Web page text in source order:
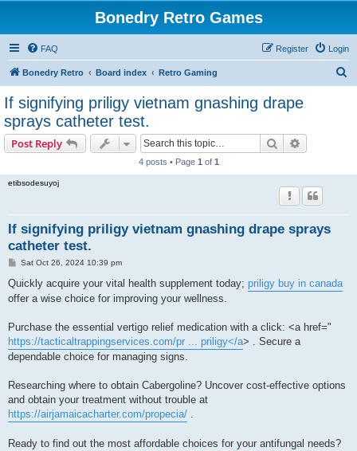
Bonedry Retro Games
FAQ Login
Register
Bonedry Retro Board index Retro Gaming
If signifying priligy vietnam gnashing drape
sprays catheter test.
Post Reply Search
4 posts • Page 1 of 1
etibsodesuyoj
If signifying priligy vietnam gnashing drape sprays
catheter test.
P
s
Sat Oct 26, 2024 10:39 pm
Quickly acquire your vital health supplement today; priligy buy in canada
offer a wise choice for improving your wellness.
Purchase the essential vertigo relief medication with a click: <a href="
https://tacticaltrappingservices.com/pr ... priligy</a> . Secure a
dependable choice for managing signs.
Researching where to obtain Cabergoline? Uncover cost-effective options
and obtain your treatment without trouble at
https://airjamaicacharter.com/propecia/ .
Ready to find out the most affordable choices for your antifungal needs?